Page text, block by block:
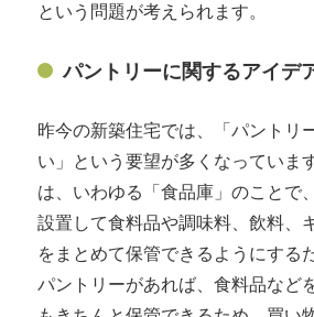
という問題が考えられます。
パントリーに関するアイデ
昨今の新築住宅では、「パントリ
い」という要望が多くなっていま
は、いわゆる「食品庫」のことで
設置して食料品や調味料、飲料、
をまとめて保管できるようにする
パントリーがあれば、食料品など